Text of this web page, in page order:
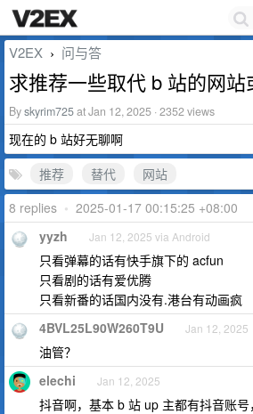
V2EX › 问与答
求推荐一些取代 b 站的网站
Byskyrim725at Jan 12, 2025 · 2352 views
现在的 b 站好无聊啊
推荐
替代
网站
8 replies • 2025-01-17 00:15:25 +08:00
yyzh Jan 12, 2025 via Android
只看弹幕的话有快手旗下的 acfun
只看剧的话有爱优腾
只看新番的话国内没有.港台有动画疯
4BVL25L90W260T9U Jan 12, 2025
油管？
elechi Jan 12, 2025
抖音啊，基本 b 站 up 主都有抖音账